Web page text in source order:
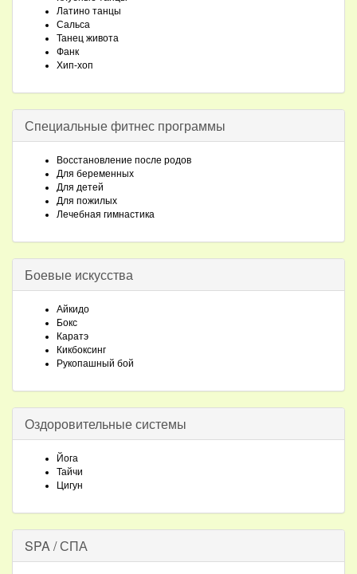
Латино танцы
Сальса
Танец живота
Фанк
Хип-хоп
Специальные фитнес программы
Восстановление после родов
Для беременных
Для детей
Для пожилых
Лечебная гимнастика
Боевые искусства
Айкидо
Бокс
Каратэ
Кикбоксинг
Рукопашный бой
Оздоровительные системы
Йога
Тайчи
Цигун
SPA / СПА